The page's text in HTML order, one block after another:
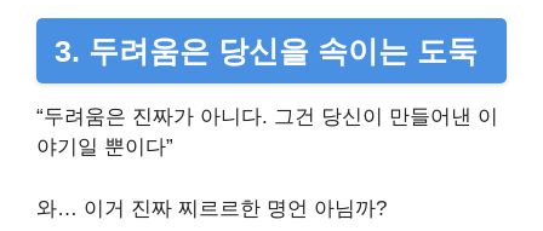
3. 두려움은 당신을 속이는 도둑
“두려움은 진짜가 아니다. 그건 당신이 만들어낸 이
야기일 뿐이다”
와… 이거 진짜 찌르르한 명언 아님까?